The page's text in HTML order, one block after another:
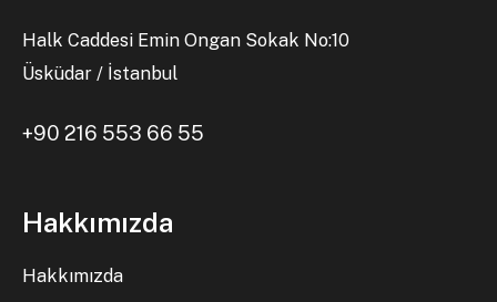
Halk Caddesi Emin Ongan Sokak No:10
Üsküdar / İstanbul
+90 216 553 66 55
Hakkımızda
Hakkımızda